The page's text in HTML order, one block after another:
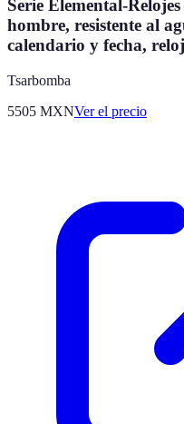
Serie Elemental-
hombre, resistente al
calendario y fecha,
Tsarbomba
5505 MXNVer el precio